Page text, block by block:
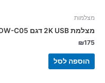
מצלמות
מצלמת 2K USB דגם DW-C05
₪175
הוספה לסל